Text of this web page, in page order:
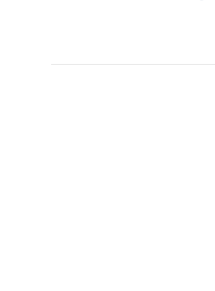
Nennfrequenz:50 Hz ...
B: 450
< 95
ABS, 10%
Lieferumfang